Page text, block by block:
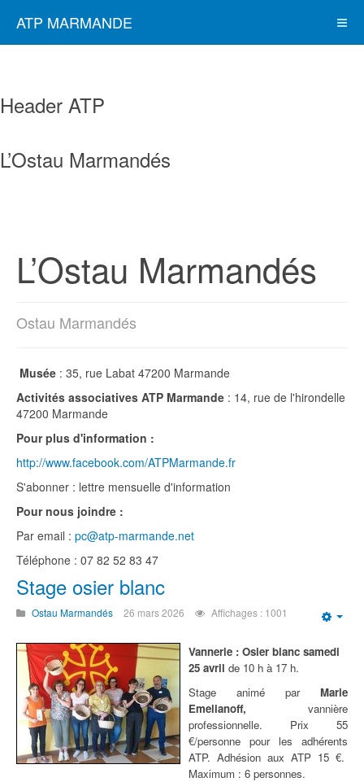
ATP MARMANDE
Header ATP
L’Ostau Marmandés
L’Ostau Marmandés
Ostau Marmandés
Musée : 35, rue Labat 47200 Marmande
Activités associatives ATP Marmande : 14, rue de l'hirondelle
47200 Marmande
Pour plus d'information :
http://www.facebook.com/ATPMarmande.fr
S'abonner : lettre mensuelle d'information
Pour nous joindre :
Par email : pc@atp-marmande.net
Téléphone : 07 82 52 83 47
Stage osier blanc
Ostau Marmandés 26 mars 2026 Affichages : 1001
Vannerie : Osier blanc samedi
25 avril de 10 h à 17 h.
Stage animé par Marie
Emelianoff, vannière
professionnelle. Prix 55
€/personne pour les adhérents
ATP. Adhésion aux ATP 15 €.
Maximum : 6 personnes.